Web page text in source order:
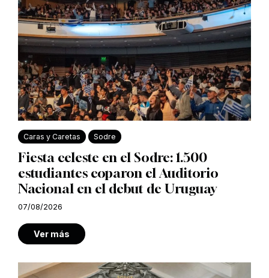
Caras y Caretas Sodre
Fiesta celeste en el Sodre: 1.500
estudiantes coparon el Auditorio
Nacional en el debut de Uruguay
07/08/2026
Ver más